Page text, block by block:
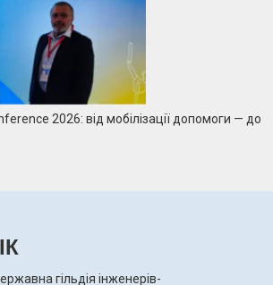
2026: від мобілізації допомоги — до
гільдія інженерів-